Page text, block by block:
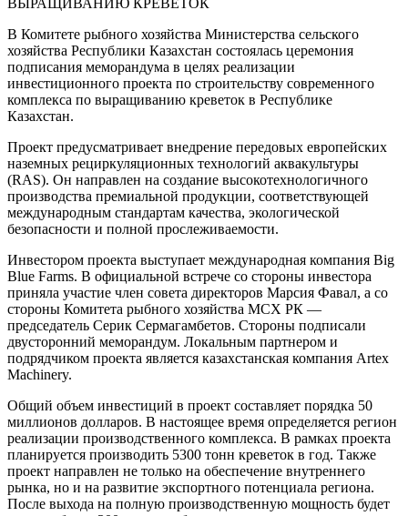
В Комитете рыбного хозяйства Министерства сельского
хозяйства Республики Казахстан состоялась церемония
подписания меморандума в целях реализации
инвестиционного проекта по строительству современного
комплекса по выращиванию креветок в Республике
Казахстан.
Проект предусматривает внедрение передовых европейских
наземных рециркуляционных технологий аквакультуры
(RAS). Он направлен на создание высокотехнологичного
производства премиальной продукции, соответствующей
международным стандартам качества, экологической
безопасности и полной прослеживаемости.
Инвестором проекта выступает международная компания Big
Blue Farms. В официальной встрече со стороны инвестора
приняла участие член совета директоров Марсия Фавал, а со
стороны Комитета рыбного хозяйства МСХ РК —
председатель Серик Сермагамбетов. Стороны подписали
двусторонний меморандум. Локальным партнером и
подрядчиком проекта является казахстанская компания Artex
Machinery.
Общий объем инвестиций в проект составляет порядка 50
миллионов долларов. В настоящее время определяется регион
реализации производственного комплекса. В рамках проекта
планируется производить 5300 тонн креветок в год. Также
проект направлен не только на обеспечение внутреннего
рынка, но и на развитие экспортного потенциала региона.
После выхода на полную производственную мощность будет